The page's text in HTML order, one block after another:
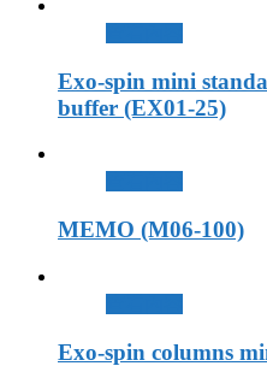
Exo-spin mini
buffer (EX01-25)
MEMO (M06-100)
Exo-spin columns